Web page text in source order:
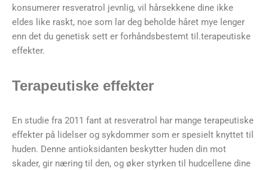
konsumerer resveratrol jevnlig, vil hårsekkene dine ikke
eldes like raskt, noe som lar deg beholde håret mye lenger
enn det du genetisk sett er forhåndsbestemt til.terapeutiske
effekter.
Terapeutiske effekter
En studie fra 2011 fant at resveratrol har mange terapeutiske
effekter på lidelser og sykdommer som er spesielt knyttet til
huden. Denne antioksidanten beskytter huden din mot
skader, gir næring til den, og øker styrken til hudcellene dine